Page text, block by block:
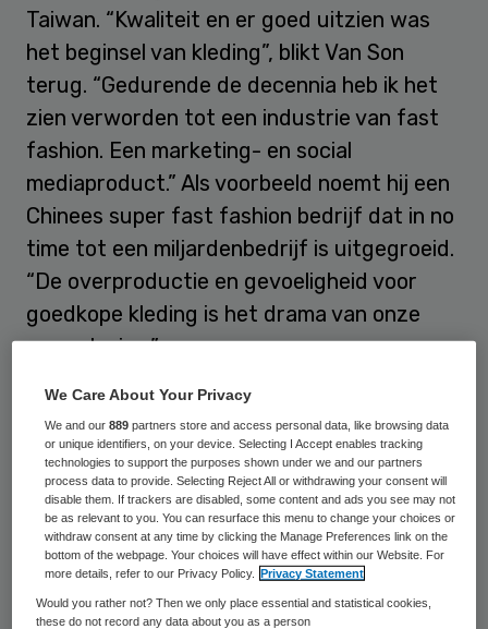
Taiwan. “Kwaliteit en er goed uitzien was
het beginsel van kleding”, blikt Van Son
terug. “Gedurende de decennia heb ik het
zien verworden tot een industrie van fast
fashion. Een marketing- en social
mediaproduct.” Als voorbeeld noemt hij een
Chinees super fast fashion bedrijf dat in no
time tot een miljardenbedrijf is uitgegroeid.
“De overproductie en gevoeligheid voor
goedkope kleding is het drama van onze
samenleving.”
Shady business
De kledingindustrie groeit hard. Alleen al in
Nederland komen jaarlijks 1 miljard
kledingstukken op de markt. Inmiddels is de
kledingindustrie vervuilender dan alle
luchtvaart en zeetransport samen. “Het
We Care About Your Privacy
We and our889 partners store and access personal data, like browsing data
or unique identifiers, on your device. Selecting I Accept enables tracking
technologies to support the purposes shown under we and our partners
process data to provide. Selecting Reject All or withdrawing your consent will
disable them. If trackers are disabled, some content and ads you see may not
be as relevant to you. You can resurface this menu to change your choices or
withdraw consent at any time by clicking the Manage Preferences link on the
bottom of the webpage. Your choices will have effect within our Website. For
more details, refer to our Privacy Policy.
Privacy Statement
Would you rather not? Then we only place essential and statistical cookies,
these do not record any data about you as a person